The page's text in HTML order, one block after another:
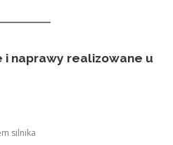
i naprawy realizowane u
silnika